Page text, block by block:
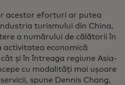
acestor eforturi ar putea
turismului din China,
a numărului de călătorii în
activitatea economică
și în întreaga regiune Asia-
cu modalități mai ușoare
spune Dennis Chang,